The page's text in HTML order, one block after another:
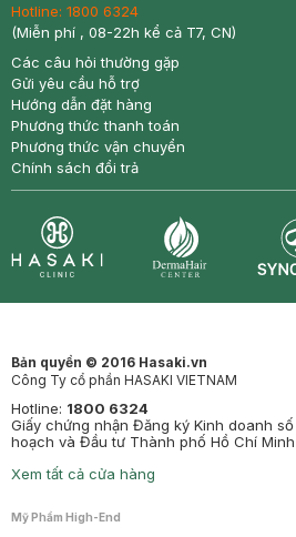
Hotline: 1800 6324
(Miễn phí , 08-22h kể cả T7, CN)
Các câu hỏi thường gặp
Gửi yêu cầu hỗ trợ
Hướng dẫn đặt hàng
Phương thức thanh toán
Phương thức vận chuyển
Chính sách đổi trả
Bản quyền © 2016 Hasaki.vn
Công Ty cổ phần HASAKI VIETNAM
Hotline: 1800 6324
Giấy chứng nhận Đăng ký Kinh doanh số
hoạch và Đầu tư Thành phố Hồ Chí Minh
Xem tất cả cửa hàng
Mỹ Phẩm High-End